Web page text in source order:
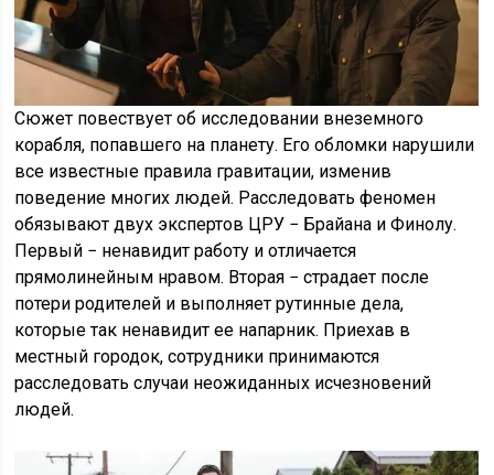
Сюжет повествует об исследовании внеземного
корабля, попавшего на планету. Его обломки нарушили
все известные правила гравитации, изменив
поведение многих людей. Расследовать феномен
обязывают двух экспертов ЦРУ − Брайана и Финолу.
Первый − ненавидит работу и отличается
прямолинейным нравом. Вторая − страдает после
потери родителей и выполняет рутинные дела,
которые так ненавидит ее напарник. Приехав в
местный городок, сотрудники принимаются
расследовать случаи неожиданных исчезновений
людей.